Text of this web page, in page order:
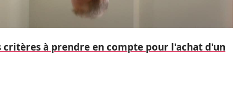
critères à prendre en compte pour l'achat d'un